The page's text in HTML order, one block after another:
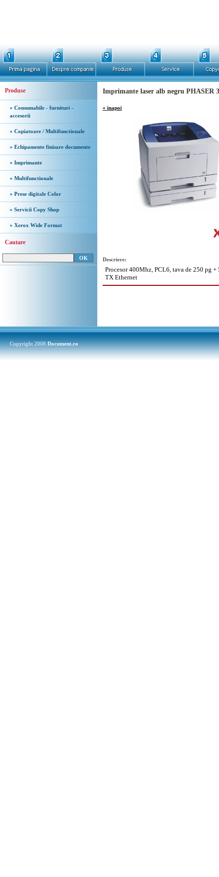
Produse
» Consumabile - furnituri -
accesorii
» Copiatoare / Multifunctionale
» Echipamente finisare documente
» Imprimante
» Multifunctionale
» Prese digitale Color
» Servicii Copy Shop
» Xerox Wide Format
Cautare
Imprimante laser alb negru PHASER
« inapoi
Descriere:
Procesor 400Mhz, PCL6, tava de 250 pg
TX Ethernet
Copyright 2008Document.ro